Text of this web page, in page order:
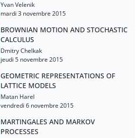
Yvan Velenik
mardi 3 novembre 2015
BROWNIAN MOTION AND STOCHASTIC
CALCULUS
Dmitry Chelkak
jeudi 5 novembre 2015
GEOMETRIC REPRESENTATIONS OF
LATTICE MODELS
Matan Harel
vendredi 6 novembre 2015
MARTINGALES AND MARKOV
PROCESSES